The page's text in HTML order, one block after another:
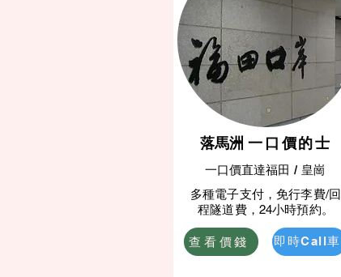
​落馬洲一口價的士
​一口價直達福田 / 皇崗
多種電子支付，免行李費/回
程隧道費，24小時預約。
查看價錢 即時Call車